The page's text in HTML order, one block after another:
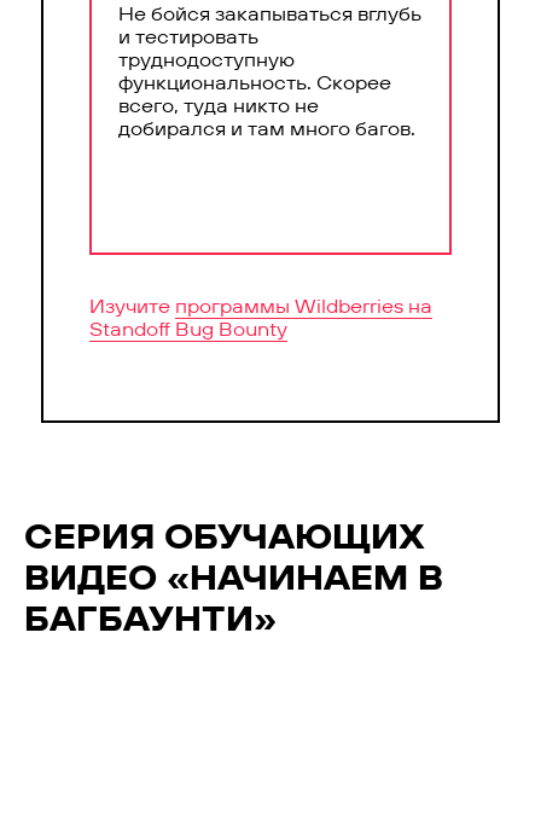
Не бойся закапываться вглубь
и тестировать
труднодоступную
функциональность. Скорее
всего, туда никто не
добирался и там много багов.
Изучите программы Wildberries на
Standoff Bug Bounty
СЕРИЯ ОБУЧАЮЩИХ
ВИДЕО «НАЧИНАЕМ В
БАГБАУНТИ»